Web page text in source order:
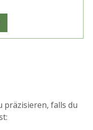
präzisieren, falls du